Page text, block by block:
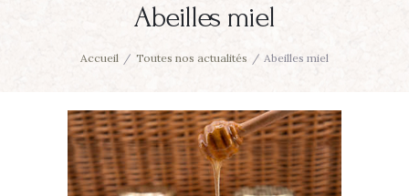
Abeilles miel
Accueil Toutes nos actualités Abeilles miel